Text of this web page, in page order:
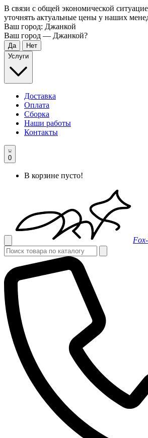
В связи с общей экономической
уточнять актуальные цены у наших
Ваш город: Джанкой
Ваш город — Джанкой?
Услуги
Доставка
Оплата
Сборка
Наши работы
Контакты
0
В корзине пусто!
Fox-